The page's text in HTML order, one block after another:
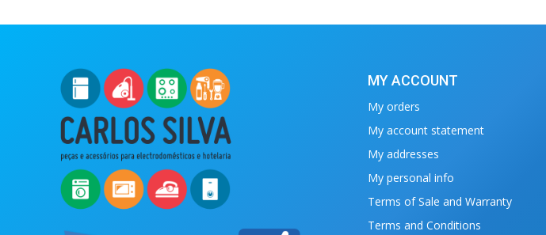
MY ACCOUNT
My orders
My account statement
My addresses
My personal info
Terms of Sale and Warranty
Terms and Conditions